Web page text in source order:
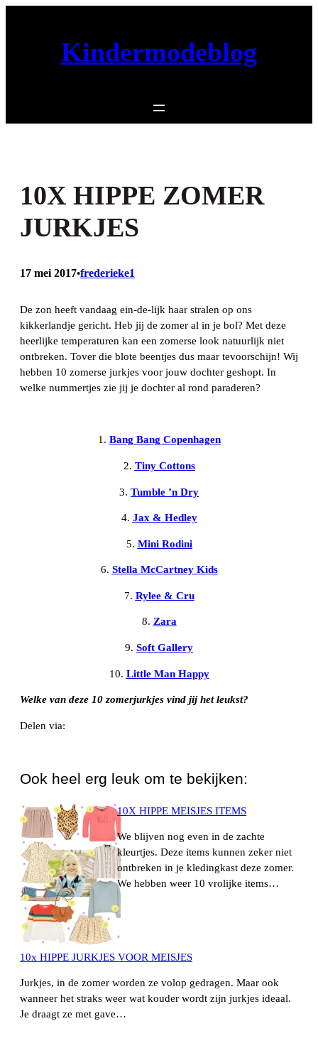
Kindermodeblog
10X HIPPE ZOMER
JURKJES
17 mei 2017•frederieke1
De zon heeft vandaag ein-de-lijk haar stralen op ons
kikkerlandje gericht. Heb jij de zomer al in je bol? Met deze
heerlijke temperaturen kan een zomerse look natuurlijk niet
ontbreken. Tover die blote beentjes dus maar tevoorschijn! Wij
hebben 10 zomerse jurkjes voor jouw dochter geshopt. In
welke nummertjes zie jij je dochter al rond paraderen?
1. Bang Bang Copenhagen
2. Tiny Cottons
3. Tumble ’n Dry
4. Jax & Hedley
5. Mini Rodini
6. Stella McCartney Kids
7. Rylee & Cru
8. Zara
9. Soft Gallery
10. Little Man Happy
Welke van deze 10 zomerjurkjes vind jij het leukst?
Delen via:
Ook heel erg leuk om te bekijken:
10X HIPPE MEISJES ITEMS
We blijven nog even in de zachte
kleurtjes. Deze items kunnen zeker niet
ontbreken in je kledingkast deze zomer.
We hebben weer 10 vrolijke items…
10x HIPPE JURKJES VOOR MEISJES
Jurkjes, in de zomer worden ze volop gedragen. Maar ook
wanneer het straks weer wat kouder wordt zijn jurkjes ideaal.
Je draagt ze met gave…